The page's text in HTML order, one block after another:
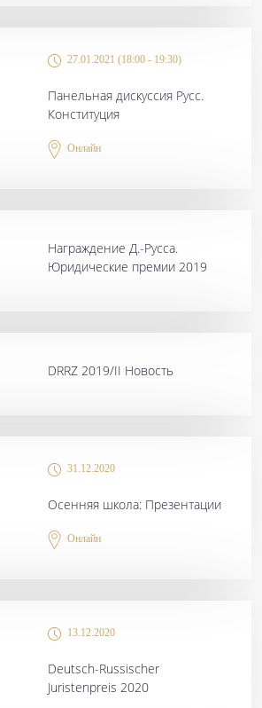
27.01.2021 (18:00 - 19:30)
Панельная дискуссия Русс.
Конституция
Онлайн
Награждение Д.-Русса.
Юридические премии 2019
DRRZ 2019/II Новость
31.12.2020
Осенняя школа: Презентации
Онлайн
13.12.2020
Deutsch-Russischer
Juristenpreis 2020